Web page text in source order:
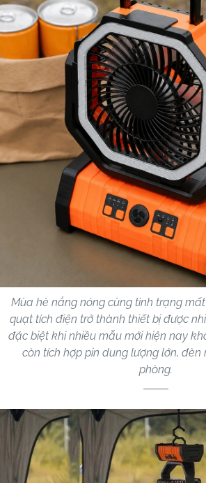
Mùa hè nắng nóng cùng tình trạng
quạt tích điện trở thành thiết bị được
đặc biệt khi nhiều mẫu mới hiện nay
còn tích hợp pin dung lượng lớn,
phòng.